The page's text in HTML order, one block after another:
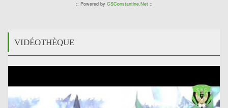
:: Powered by CSConstantine.Net::
VIDÉOTHÈQUE